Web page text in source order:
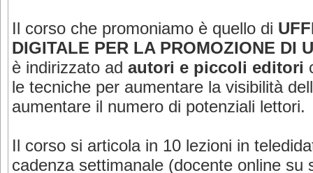
Il corso che promoniamo è quello di
DIGITALE PER LA PROMOZIONE DI
è indirizzato ad autori e piccoli editori
le tecniche per aumentare la visibilità
aumentare il numero di potenziali lettori.
Il corso si articola in 10 lezioni in
cadenza settimanale (docente online su